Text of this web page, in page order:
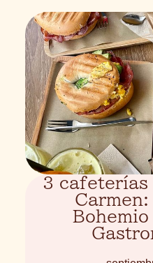
3 cafeterías